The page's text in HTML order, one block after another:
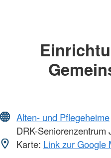
Alten- und Pflegeheime
DRK-Seniorenzentrum
Karte: Link zur Google